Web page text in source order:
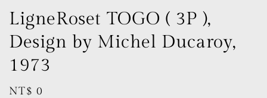
LigneRoset TOGO ( 3P ),
Design by Michel Ducaroy,
1973
Regular
NT$ 0